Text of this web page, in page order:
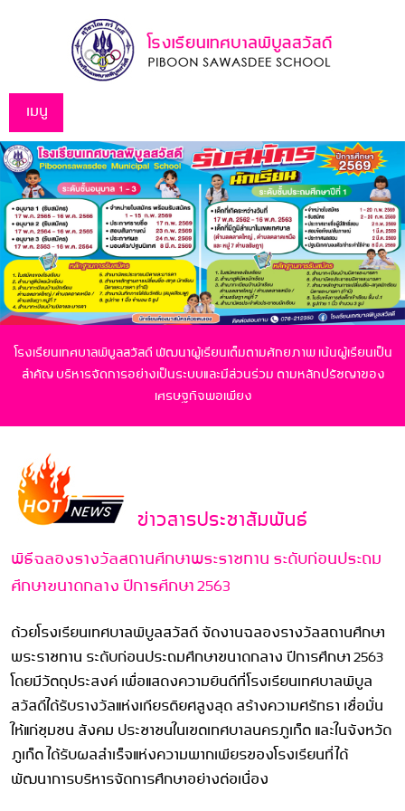
เมนู
โรงเรียนเทศบาลพิบูลสวัสดี พัฒนาผู้เรียนเต็มตามศักยภาพ เน้นผู้เรียนเป็น
สำคัญบริหารจัดการอย่างเป็นระบบและมีส่วนร่วม ตามหลักปรัชญาของ
เศรษฐกิจพอเพียง
ข่าวสารประชาสัมพันธ์
พิธีฉลองรางวัลสถานศึกษาพระราชทาน ระดับก่อนประถม
ศึกษาขนาดกลาง ปีการศึกษา 2563
ด้วยโรงเรียนเทศบาลพิบูลสวัสดี จัดงานฉลองรางวัลสถานศึกษา
พระราชทาน ระดับก่อนประถมศึกษาขนาดกลาง ปีการศึกษา 2563
โดยมีวัตถุประสงค์ เพื่อแสดงความยินดีที่โรงเรียนเทศบาลพิบูล
สวัสดีได้รับรางวัลแห่งเกียรติยศสูงสุด สร้างความศรัทธา เชื่อมั่น
ให้แก่ชุมชน สังคม ประชาชนในเขตเทศบาลนครภูเก็ต และในจังหวัด
ภูเก็ต ได้รับผลสำเร็จแห่งความพากเพียรของโรงเรียนที่ได้
พัฒนาการบริหารจัดการศึกษาอย่างต่อเนื่อง